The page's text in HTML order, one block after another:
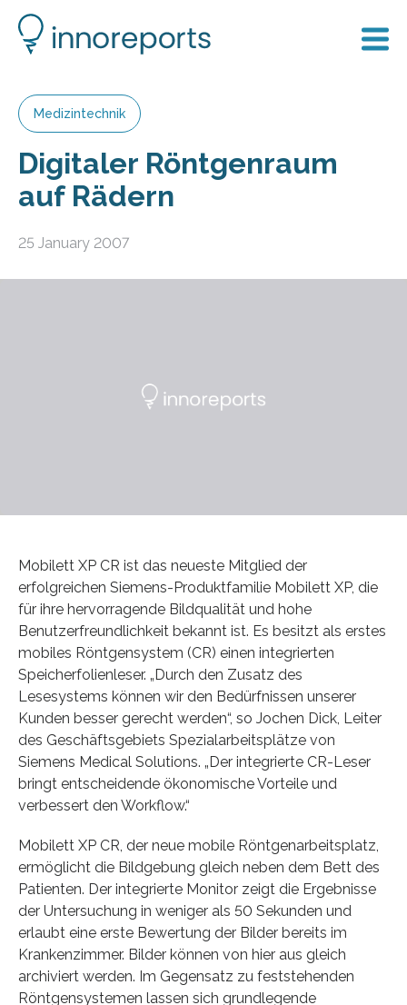
Medizintechnik
Digitaler Röntgenraum
auf Rädern
25 January 2007
Mobilett XP CR ist das neueste Mitglied der
erfolgreichen Siemens-Produktfamilie Mobilett XP, die
für ihre hervorragende Bildqualität und hohe
Benutzerfreundlichkeit bekannt ist. Es besitzt als erstes
mobiles Röntgensystem (CR) einen integrierten
Speicherfolienleser. „Durch den Zusatz des
Lesesystems können wir den Bedürfnissen unserer
Kunden besser gerecht werden“, so Jochen Dick, Leiter
des Geschäftsgebiets Spezialarbeitsplätze von
Siemens Medical Solutions. „Der integrierte CR-Leser
bringt entscheidende ökonomische Vorteile und
verbessert den Workflow.“
Mobilett XP CR, der neue mobile Röntgenarbeitsplatz,
ermöglicht die Bildgebung gleich neben dem Bett des
Patienten. Der integrierte Monitor zeigt die Ergebnisse
der Untersuchung in weniger als 50 Sekunden und
erlaubt eine erste Bewertung der Bilder bereits im
Krankenzimmer. Bilder können von hier aus gleich
archiviert werden. Im Gegensatz zu feststehenden
Röntgensystemen lassen sich grundlegende